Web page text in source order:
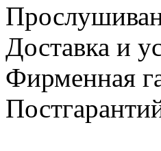
Доставка и
Фирменная